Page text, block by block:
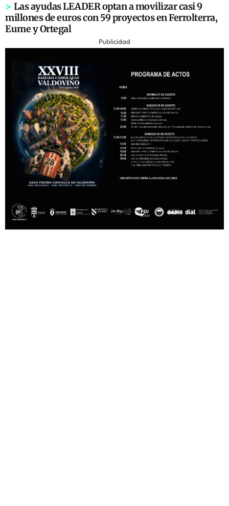
> Las ayudas LEADER optan a movilizar casi 9
millones de euros con 59 proyectos en Ferrolterra,
Eume y Ortegal
Publicidad